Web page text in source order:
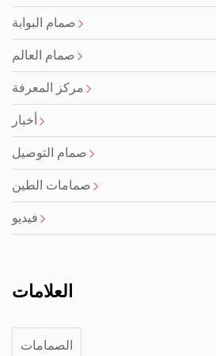
صمام البوابة
صمام العالم
مركز المعرفة
أخبار
صمام التوصيل
صمامات الطين
فيديو
العلامات
الصمامات